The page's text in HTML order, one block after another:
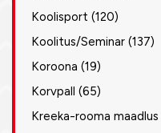
Koolisport (120)
Koolitus/Seminar (137)
Koroona (19)
Korvpall (65)
Kreeka-rooma maadlus